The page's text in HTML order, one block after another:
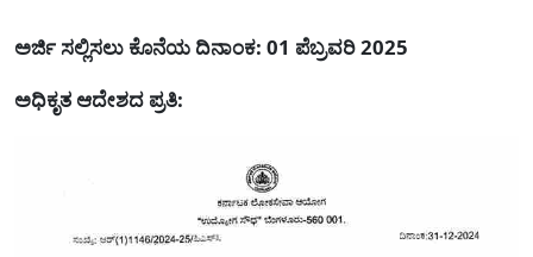
ಅರ್ಜಿ ಸಲ್ಲಿಸಲು ಕೊನೆಯ ದಿನಾಂಕ: 01 ಪೆಬ್ರವರಿ 2025
ಅಧಿಕೃತ ಆದೇಶದ ಪ್ರತಿ: